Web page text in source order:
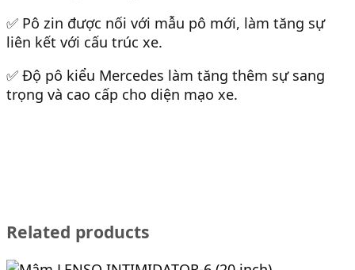
✅ Pô zin được nối với mẫu pô mới, làm tăng sự
liên kết với cấu trúc xe.
✅ Độ pô kiểu Mercedes làm tăng thêm sự sang
trọng và cao cấp cho diện mạo xe.
Related products